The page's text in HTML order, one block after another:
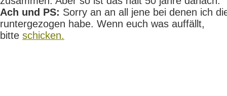
Ach und PS: Sorry an an all jene bei denen ich
runtergezogen habe. Wenn euch was auffällt,
bitte schicken.